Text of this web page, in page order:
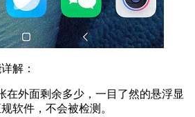
解：
在外面剩余多少，一目了然的悬浮显
软件，不会被检测。